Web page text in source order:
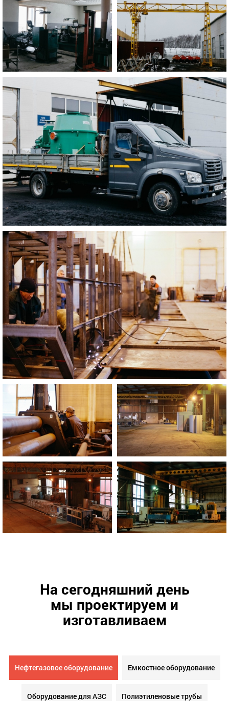
На сегодняшний день
мы проектируем и
изготавливаем
Нефтегазовое оборудование Емкостное оборудование
Оборудование для АЗС Полиэтиленовые трубы